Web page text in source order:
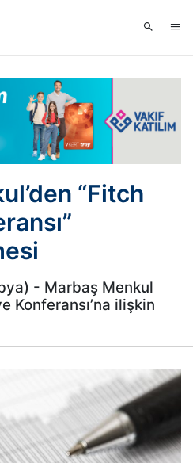
“Fitch
- Marbaş Menkul
Konferansı’na ilişkin